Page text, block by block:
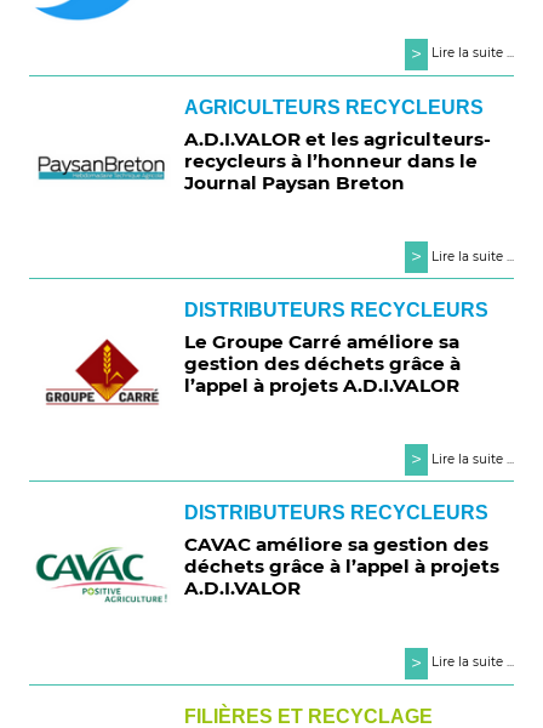
> Lire la suite ...
AGRICULTEURS RECYCLEURS
A.D.I.VALOR et les agriculteurs-
recycleurs à l’honneur dans le
Journal Paysan Breton
> Lire la suite ...
DISTRIBUTEURS RECYCLEURS
Le Groupe Carré améliore sa
gestion des déchets grâce à
l’appel à projets A.D.I.VALOR
> Lire la suite ...
DISTRIBUTEURS RECYCLEURS
CAVAC améliore sa gestion des
déchets grâce à l’appel à projets
A.D.I.VALOR
> Lire la suite ...
FILIÈRES ET RECYCLAGE